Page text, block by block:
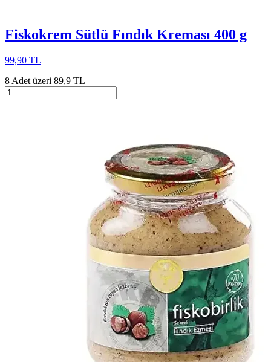
Fiskokrem Sütlü Fındık Kreması 400 g
99,90 TL
8 Adet üzeri 89,9 TL